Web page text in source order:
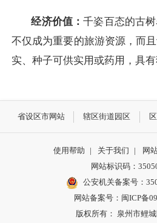
经济价值：千姿百态的古
不仅成为重要的旅游资源，而
实、种子可供实用或药用，具有
省设区市网站 辖区街道园区
使用帮助 | 关于我们 | 网
网站标识码：
公安机关备案号：
网站备案号：闽ICP备
版权所有： 泉州市鲤